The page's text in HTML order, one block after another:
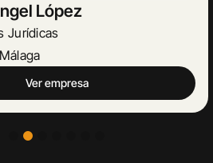
MUSIC
Actividades Empresariales
Ver empresa